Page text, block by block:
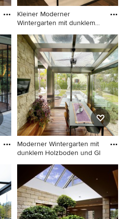
Kleiner Moderner
Wintergarten mit dunklem
Kleiner Moderner
Wintergarten mit dunklem
Holzboden, normaler Decke
und braunem Boden in
Montpellier
Moderner Wintergarten mit
dunklem Holzboden und Gl
Moderner Wintergarten mit
dunklem Holzboden und
Glasdecke in Sonstige